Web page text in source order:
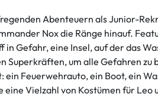
Abenteuern als Junior-
Nox die Ränge hinauf.
Gefahr, eine Insel, auf der das
um alle Gefahren zu
Feuerwehrauto, ein Boot, ein
Vielzahl von Kostümen für